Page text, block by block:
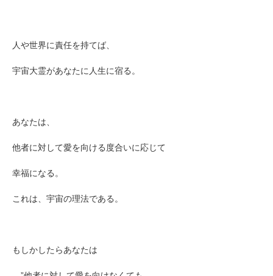
人や世界に責任を持てば、
宇宙大霊があなたに人生に宿る。
あなたは、
他者に対して愛を向ける度合いに応じて
幸福になる。
これは、宇宙の理法である。
もしかしたらあなたは